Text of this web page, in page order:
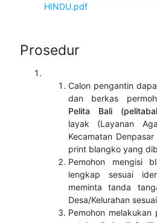
HINDU.pdf
Prosedur
Calon pengantin
dan berkas
Pelita Bali
layak (Layanan
Kecamatan
print blangko yang
Pemohon mengisi
lengkap sesuai
meminta tanda
Desa/Kelurahan
Pemohon melakukan